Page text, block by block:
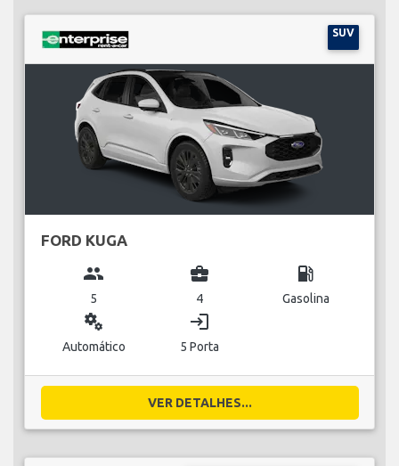
SUV
FORD KUGA
group
5
business_center
4
local_gas_station
Gasolina
miscellaneous_services
Automático
login
5 Porta
VER DETALHES...